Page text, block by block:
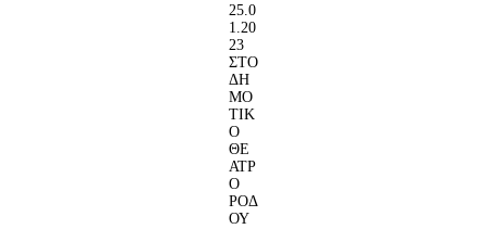
25.0
1.20
23
ΣΤΟ
ΔΗ
ΜΟ
ΤΙΚ
Ο
ΘΕ
ΑΤΡ
Ο
ΡΟΔ
ΟΥ